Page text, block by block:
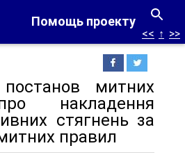
Помощь проекту
<< ↑ >>
митних
накладення
стягнень за
правил